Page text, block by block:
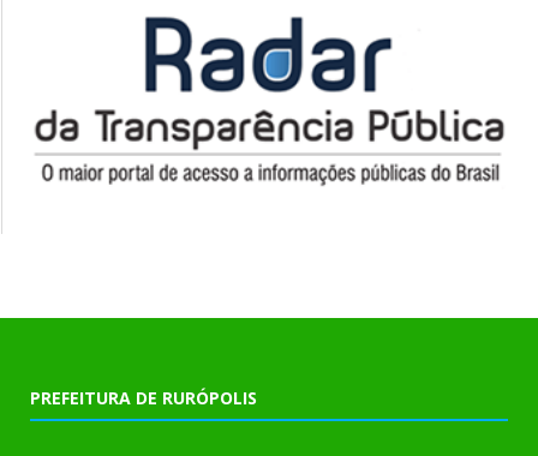
PREFEITURA DE RURÓPOLIS